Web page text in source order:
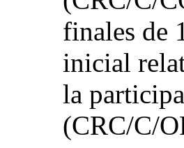
finales de
inicial
la
(CRC/C/